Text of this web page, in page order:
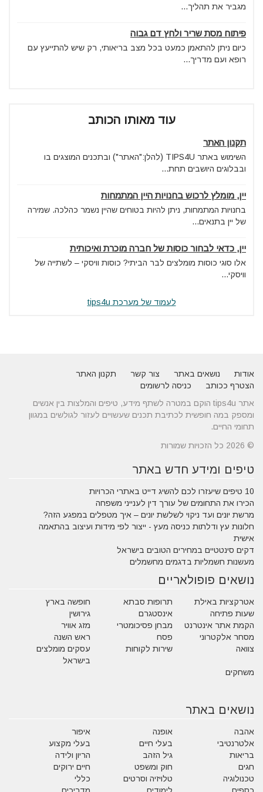
מגביר את תהליך...
פיתוח מסת שריר ולחץ דם גבוה
כיום ניתן להתאמן כמעט בכל מצב בריאותי, רק שיש להתייעץ עם
רופא ועם מדריך...
עוד מאותו הכותב
תקנון האתר
השימוש באתר TIPS4U (להלן:"האתר") ובתכנים המוצגים בו
ובבלוגים היושבים תחת...
יין, מומלץ לרכוש בחנויות היין המתמחות
בחנויות המתמחות, ניתן להיות בטוחים שהיין נשמר כהלכה. שמירה
של יין בתנאים...
יין, כדאי לבחור כוסות של חברה מוכרת ואיכותית
אלו סוגי כוסות מומלצים לבר הביתי? כוסות וויסקי – לשתייה של
וויסקי...
לעמוד של מערכת tips4u
אודות נושאים באתר צור קשר
תקנון האתר
הצטרף ככותב
כניסה לרשומים
אתר tips4u הוקם במטרה לשתף מידע, טיפים והמלצות בין אנשים
ומספק במה חופשית לכתיבת תכנים שעשויים לעזור לגולשים במגוון
תחומי החיים.
© 2026 כל הזכויות שמורות
טיפים ומידע חדש באתר
10 טיפים שיעזרו לכם להשיג דייט באתרי הכרויות
הכירו את התחומים של עורך דין לענייני משפחה
מרשת יונים ועד ניקוי לשלשת יונים – איך מטפלים במפגע הזה?
חלונות עץ ודלתות כניסה מעץ - ייצור לפי מידות ועיצוב בהתאמה
אישית
דקים סינטטיים במחירים הטובים בישראל
מעשנות חשמליות בדגמים מחשמלים
נושאים פופולאריים
אטרקציות באילת תרופות סבתא
חופשה בארץ
שעות פתיחה
אינסטגרם
גירושין
הקמת אתר אינטרנט
מבחן פסיכומטרי
מזג אוויר
מסחר אלקטרוני
פסח
ראש השנה
צוואה
שירות לקוחות
עסקים מומלצים
בישראל
משחקים
נושאים באתר
אהבה אופנה
איפור
אלטרנטיבי
בעלי חיים
בעלי מקצוע
בריאות
גיל הזהב
הריון ולידה
חגים
חוק ומשפט
חיים ירוקים
טכנולוגיה
טלויזיה וסרטים
כללי